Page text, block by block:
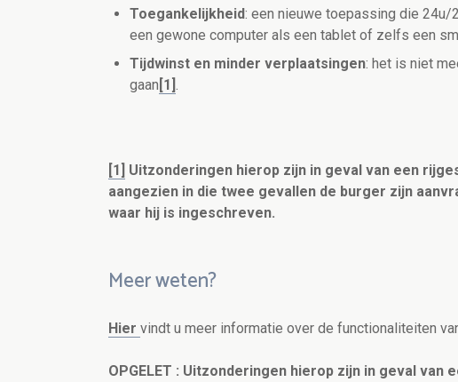
Toegankelijkheid: een nieuwe toepassing die
een gewone computer als een tablet of zelfs een
Tijdwinst en minder verplaatsingen: het is niet
gaan [1] .
[1] Uitzonderingen hierop zijn in geval van een
aangezien in die twee gevallen de burger zijn
waar hij is ingeschreven.
Meer weten?
Hier vindt u meer informatie over de functionaliteiten
OPGELET : Uitzonderingen hierop zijn in geval van